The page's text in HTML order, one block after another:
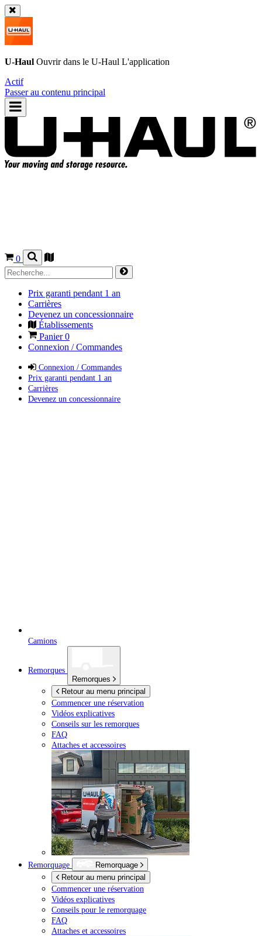
U-Haul Ouvrir dans le U-Haul L'application
Actif
Passer au contenu principal
0
Prix garanti pendant 1 an
Carrières
Devenez un concessionnaire
Établissements
Panier0
Connexion / Commandes
Connexion / Commandes
Prix garanti pendant 1 an
Carrières
Devenez un concessionnaire
Camions
Remorques
Remorques
Retour au menu principal
Commencer une réservation
Vidéos explicatives
Conseils sur les remorques
FAQ
Attaches et accessoires
Remorquage
Remorquage
Retour au menu principal
Commencer une réservation
Vidéos explicatives
Conseils pour le remorquage
FAQ
Attaches et accessoires